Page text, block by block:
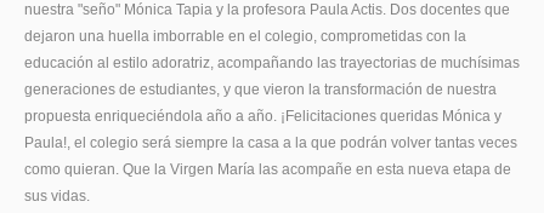
nuestra "seño" Mónica Tapia y la profesora Paula Actis. Dos docentes que
dejaron una huella imborrable en el colegio, comprometidas con la
educación al estilo adoratriz, acompañando las trayectorias de muchísimas
generaciones de estudiantes, y que vieron la transformación de nuestra
propuesta enriqueciéndola año a año. ¡Felicitaciones queridas Mónica y
Paula!, el colegio será siempre la casa a la que podrán volver tantas veces
como quieran. Que la Virgen María las acompañe en esta nueva etapa de
sus vidas.